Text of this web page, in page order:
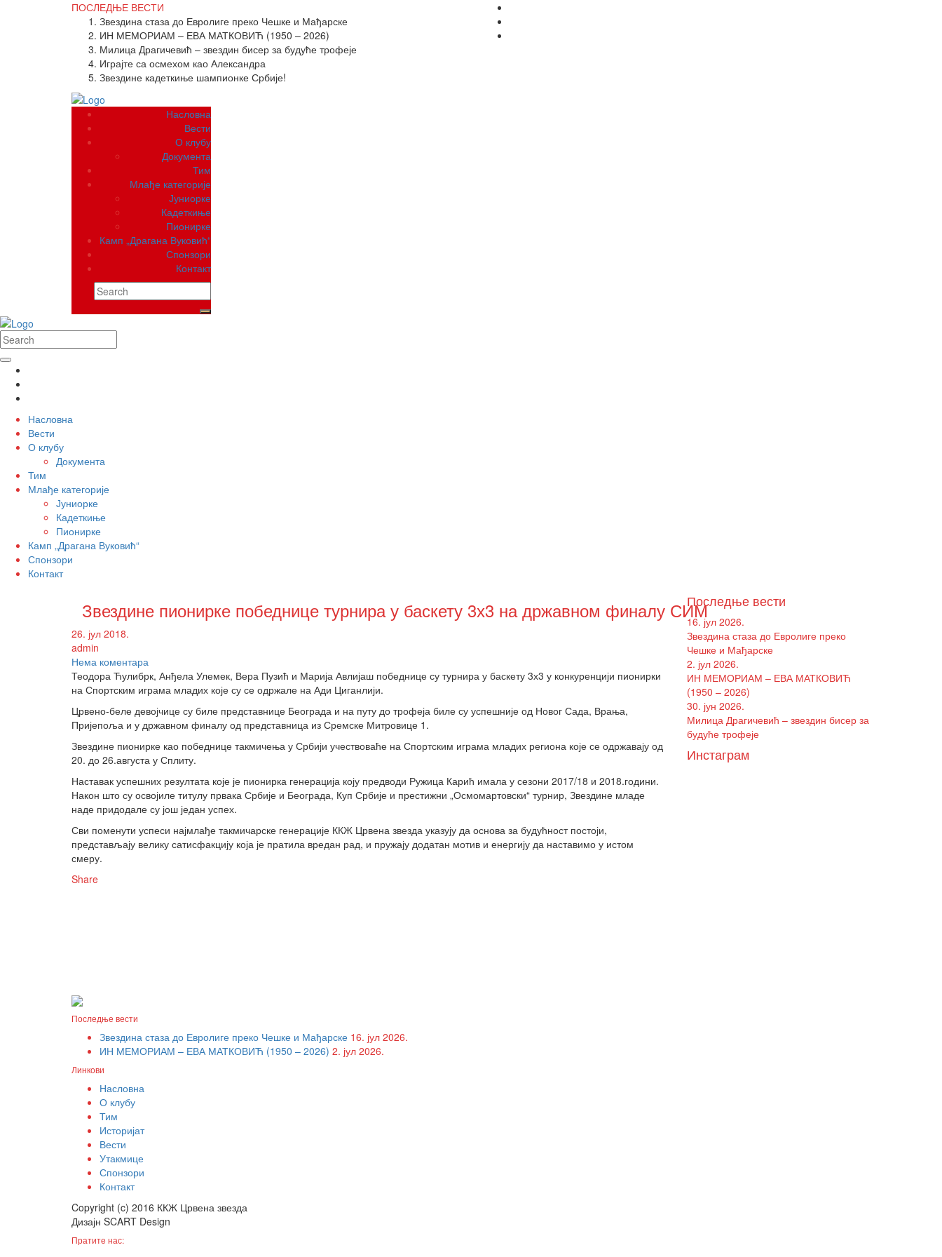
ПОСЛЕДЊЕ ВЕСТИ
Звездина стаза до Евролиге преко Чешке и Мађарске
ИН МЕМОРИАМ – ЕВА МАТКОВИЋ (1950 – 2026)
Милица Драгичевић – звездин бисер за будуће трофеје
Играјте са осмехом као Александра
Звездине кадеткиње шампионке Србије!
Насловна
Вести
О клубу
Документа
Тим
Млађе категорије
Јуниорке
Кадеткиње
Пионирке
Камп „Драгана Вуковић“
Спонзори
Контакт
Насловна
Вести
О клубу
Документа
Тим
Млађе категорије
Јуниорке
Кадеткиње
Пионирке
Камп „Драгана Вуковић“
Спонзори
Контакт
Звездине пионирке победнице турнира у баскету 3х3 на државном финалу СИМ
26. јул 2018.
admin
Нема коментара
Теодора Ћулибрк, Анђела Улемек, Вера Пузић и Марија Авлијаш победнице су турнира у баскету 3х3 у конкуренцији пионирки
на Спортским играма младих које су се одржале на Ади Циганлији.
Црвено-беле девојчице су биле представнице Београда и на путу до трофеја биле су успешније од Новог Сада, Врања,
Пријепоља и у државном финалу од представница из Сремске Митровице 1.
Звездине пионирке као победнице такмичења у Србији учествоваће на Спортским играма младих региона које се одржавају од
20. до 26.августа у Сплиту.
Наставак успешних резултата које је пионирка генерација коју предводи Ружица Карић имала у сезони 2017/18 и 2018.години.
Након што су освојиле титулу првака Србије и Београда, Куп Србије и престижни „Осмомартовски“ турнир, Звездине младе
наде придодале су још један успех.
Сви поменути успеси најмлађе такмичарске генерације ККЖ Црвена звезда указују да основа за будућност постоји,
представљају велику сатисфакцију која је пратила вредан рад, и пружају додатан мотив и енергију да наставимо у истом
смеру.
Share
Последње вести
16. јул 2026.
Звездина стаза до Евролиге преко
Чешке и Мађарске
2. јул 2026.
ИН МЕМОРИАМ – ЕВА МАТКОВИЋ
(1950 – 2026)
30. јун 2026.
Милица Драгичевић – звездин бисер за
будуће трофеје
Инстаграм
Последње вести
Звездина стаза до Евролиге преко Чешке и Мађарске 16. јул 2026.
ИН МЕМОРИАМ – ЕВА МАТКОВИЋ (1950 – 2026) 2. јул 2026.
Линкови
Насловна
О клубу
Тим
Историјат
Вести
Утакмице
Спонзори
Контакт
Copyright (c) 2016 ККЖ Црвена звезда
Дизајн SCART Design
Пратите нас: